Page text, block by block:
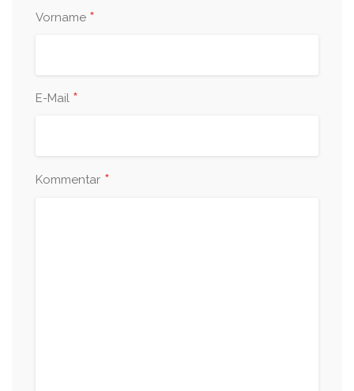
Vorname *
E-Mail *
Kommentar *